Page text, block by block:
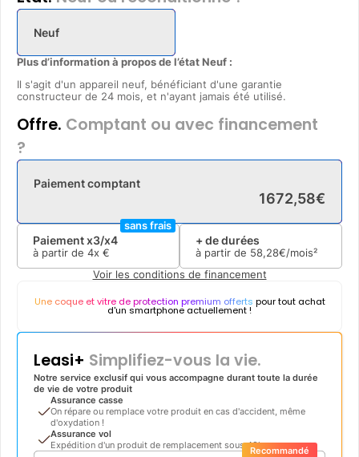
Neuf
Plus d’information à propos de l’état Neuf :
Il s'agit d'un appareil neuf, bénéficiant d'une garantie
constructeur de 24 mois, et n'ayant jamais été utilisé.
Offre. Comptant ou avec financement
?
Paiement comptant
1672,58€
Paiement x3/x4
à partir de 4x €
sans frais
+ de durées
à partir de 58,28€/mois²
Voir les conditions de financement
Une coque et vitre de protection premium offerts pour tout achat
d'un smartphone actuellement !
Leasi+ Simplifiez-vous la vie.
Notre service exclusif qui vous accompagne durant toute la durée
de vie de votre produit
Assurance casse
On répare ou remplace votre produit en cas d'accident, même
d'oxydation !
Assurance vol
Expédition d'un produit de remplacement sous 48hRecommandé